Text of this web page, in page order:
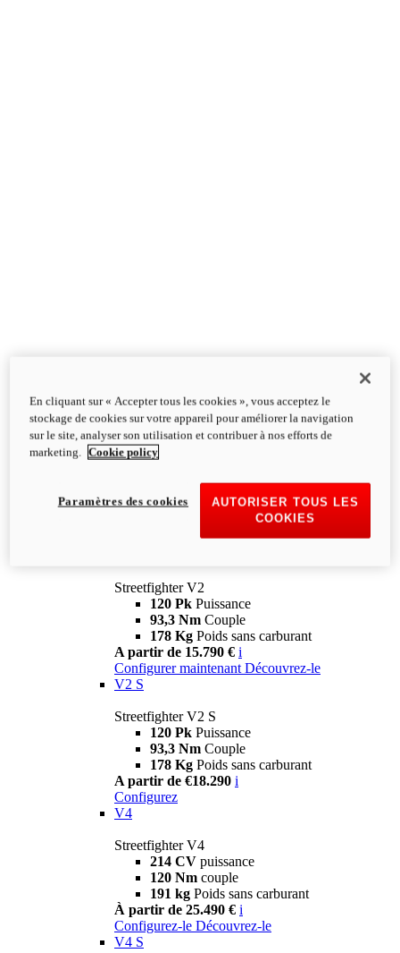
Streetfighter V2
120 Pk Puissance
93,3 Nm Couple
178 Kg Poids sans carburant
A partir de 15.790 € i
Configurer maintenant Découvrez-le
V2 S
Streetfighter V2 S
120 Pk Puissance
93,3 Nm Couple
178 Kg Poids sans carburant
A partir de €18.290 i
Configurez
V4
Streetfighter V4
214 CV puissance
120 Nm couple
191 kg Poids sans carburant
À partir de 25.490 € i
Configurez-le Découvrez-le
V4 S
En cliquant sur « Accepter tous les cookies », vous acceptez le
stockage de cookies sur votre appareil pour améliorer la navigation
sur le site, analyser son utilisation et contribuer à nos efforts de
marketing.
Cookie policy
AUTORISER TOUS LES
COOKIES
Paramètres des cookies